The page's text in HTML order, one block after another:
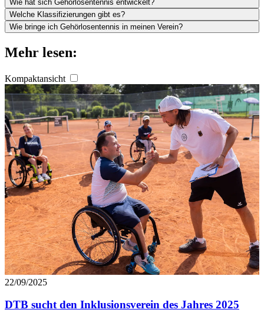
Wie hat sich Gehörlosentennis entwickelt?
Welche Klassifizierungen gibt es?
Wie bringe ich Gehörlosentennis in meinen Verein?
Mehr lesen:
Kompaktansicht
22/09/2025
DTB sucht den Inklusionsverein des Jahres 2025